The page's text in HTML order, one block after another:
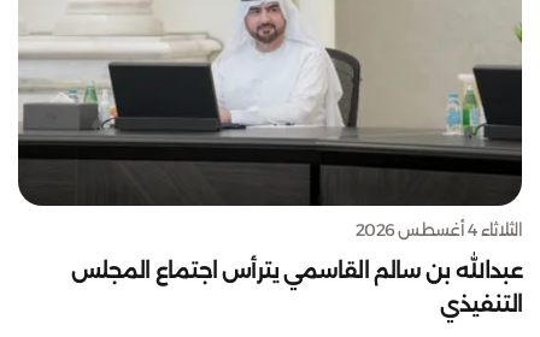
الثلاثاء 4 أغسطس 2026
عبدالله بن سالم القاسمي يترأس اجتماع المجلس
التنفيذي